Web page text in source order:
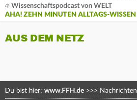
Wissenschaftspodcast von WELT
AHA! ZEHN MINUTEN ALLTAGS-WISSEN
AUS DEM NETZ
Du bist hier: www.FFH.de >>> Nachrichten